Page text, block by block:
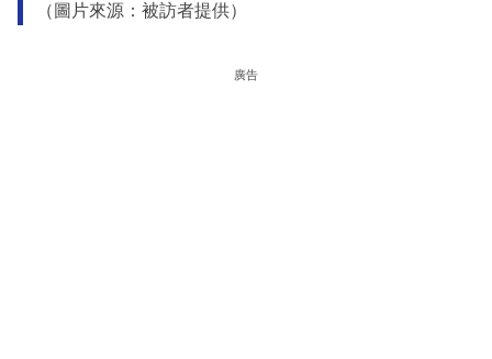
（圖片來源：被訪者提供）
廣告